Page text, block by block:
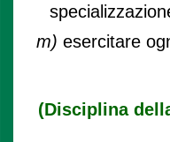
m) esercitare
(Disciplina